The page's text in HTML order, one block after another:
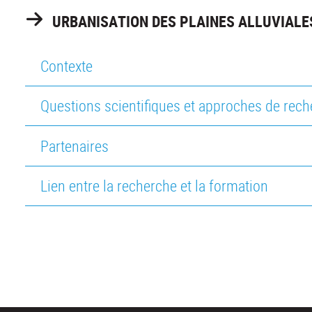
URBANISATION DES PLAINES
Contexte
Questions scientifiques et approches de
Partenaires
Lien entre la recherche et la formation